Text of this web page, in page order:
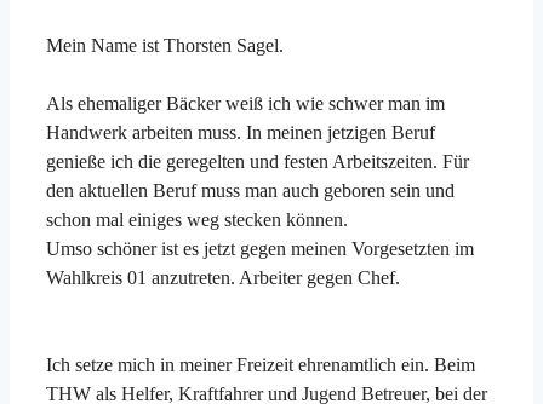
Mein Name ist Thorsten Sagel.
Als ehemaliger Bäcker weiß ich wie schwer man im
Handwerk arbeiten muss. In meinen jetzigen Beruf
genieße ich die geregelten und festen Arbeitszeiten. Für
den aktuellen Beruf muss man auch geboren sein und
schon mal einiges weg stecken können.
Umso schöner ist es jetzt gegen meinen Vorgesetzten im
Wahlkreis 01 anzutreten. Arbeiter gegen Chef.
Ich setze mich in meiner Freizeit ehrenamtlich ein. Beim
THW als Helfer, Kraftfahrer und Jugend Betreuer, bei der